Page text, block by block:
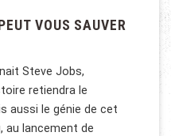
VOUS SAUVER
Steve Jobs,
retiendra le
aussi le génie de cet
au lancement de